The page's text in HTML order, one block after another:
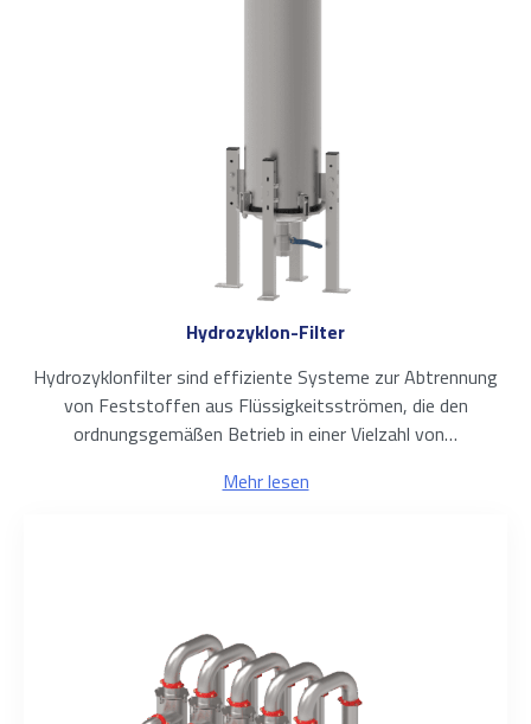
Hydrozyklon-Filter
Hydrozyklonfilter sind effiziente Systeme zur Abtrennung
von Feststoffen aus Flüssigkeitsströmen, die den
ordnungsgemäßen Betrieb in einer Vielzahl von…
Mehr lesen